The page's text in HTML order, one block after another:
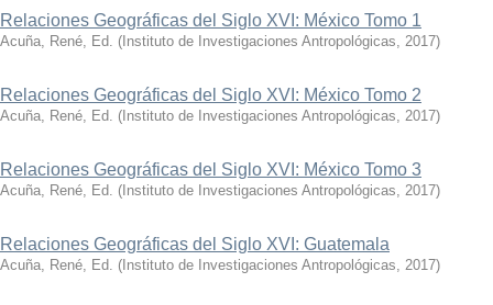
Relaciones Geográficas del Siglo XVI: México Tomo 1
Acuña, René, Ed. ( Instituto de Investigaciones Antropológicas, 2017)
Relaciones Geográficas del Siglo XVI: México Tomo 2
Acuña, René, Ed. ( Instituto de Investigaciones Antropológicas, 2017)
Relaciones Geográficas del Siglo XVI: México Tomo 3
Acuña, René, Ed. ( Instituto de Investigaciones Antropológicas, 2017)
Relaciones Geográficas del Siglo XVI: Guatemala
Acuña, René, Ed. ( Instituto de Investigaciones Antropológicas, 2017)